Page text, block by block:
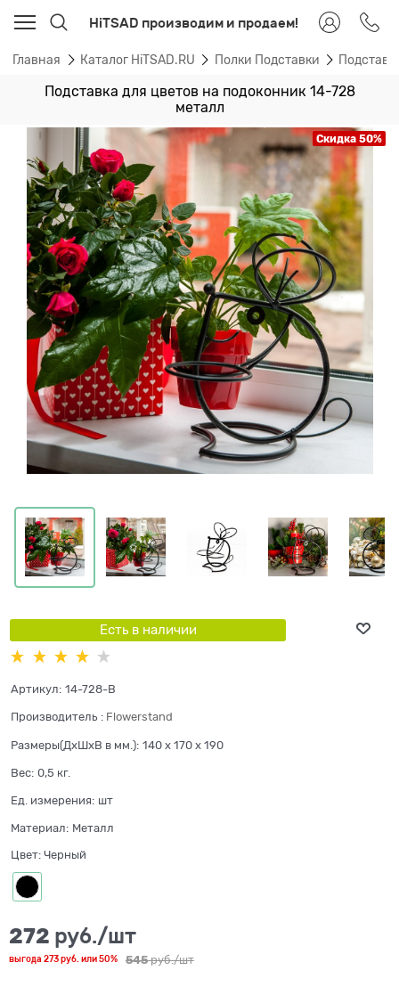
HiTSAD производим и продаем!
Главная Каталог HiTSAD.RU Полки Подставки
Подставка для цветов на подоконник 14-728
металл
Скидка 50%
Есть в наличии
Артикул: 14-728-B
Производитель : Flowerstand
Размеры(ДхШхВ в мм.): 140 x 170 x 190
Вес: 0,5 кг.
Ед. измерения: шт
Материал: Металл
Цвет: Черный
545 руб./шт
272 руб./шт
выгода 273 руб. или50%